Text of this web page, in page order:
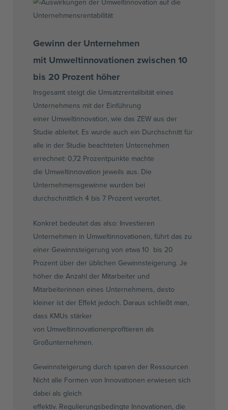
Gewinn der Unternehmen
mit Umweltinnovationen zwischen 10
bis 20 Prozent höher
Insgesamt steigt die Umsatzrentalibität eines
Unternehmens mit der Einführung
einer Umweltinnovation, wie dasZEW aus der
Studie ableitet. Es wurde auch ein Durchschnitt für
alle in der Studie beachteten Unternehmen
errechnet: 0,72 Prozentpunkte machte
die Umweltinnovation jeweils aus. Die
Unternehmensgewinne wurden bei
durchschnittlich 4 bis 7 Prozentverortet.
Konkret bedeutet das also: Investieren
Unternehmen in Umweltinnovationen, führt das zu
einer Gewinnsteigerung von etwa 10 bis 20
Prozent über der üblichen Gewinnsteigerung. Je
höher die Anzahl der Mitarbeiter und
Mitarbeiterinnen eines Unternehmens, desto
kleiner ist der Effekt jedoch. Daraus schließt man,
dass KMUs stärker
von Umweltinnovationenprofitieren als
Großunternehmen.
Gewinnsteigerung durch sparen der Ressourcen
Nicht alle Formen von Innovationen erwiesen sich
dabei als gleich
effektiv. Regulierungsbedingte Innovationen, die